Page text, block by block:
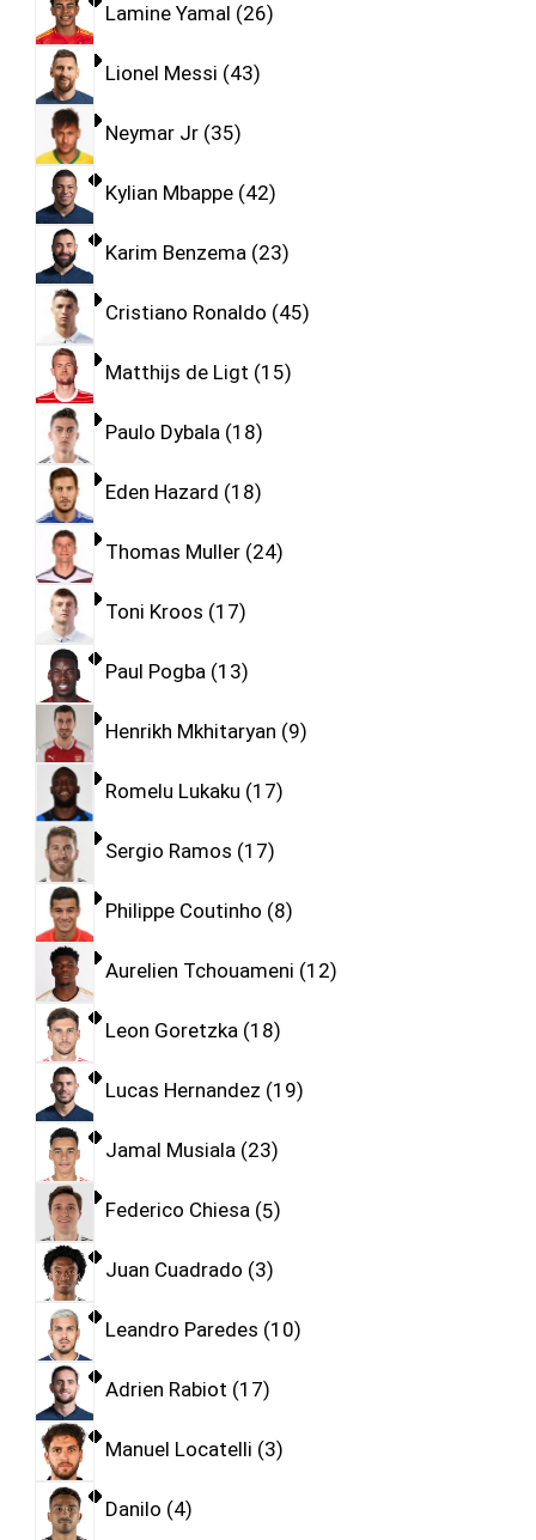
Lamine Yamal 26
Lionel Messi 43
Neymar Jr 35
Kylian Mbappe 42
Karim Benzema 23
Cristiano Ronaldo 45
Matthijs de Ligt 15
Paulo Dybala 18
Eden Hazard 18
Thomas Muller 24
Toni Kroos 17
Paul Pogba 13
Henrikh Mkhitaryan 9
Romelu Lukaku 17
Sergio Ramos 17
Philippe Coutinho 8
Aurelien Tchouameni 12
Leon Goretzka 18
Lucas Hernandez 19
Jamal Musiala 23
Federico Chiesa 5
Juan Cuadrado 3
Leandro Paredes 10
Adrien Rabiot 17
Manuel Locatelli 3
Danilo 4